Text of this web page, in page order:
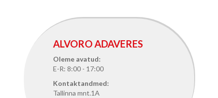
ALVORO ADAVERES
Oleme avatud:
E-R: 8:00 - 17:00
Kontaktandmed:
Tallinna mnt.1A